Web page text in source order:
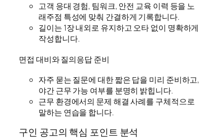
고객 응대 경험, 팀워크, 안전 교육 이력 등을 노
래주점 특성에 맞춰 간결하게 기록합니다.
길이는 1장 내외로 유지하고 오타 없이 명확하게
작성합니다.
면접 대비와 질의응답 준비
자주 묻는 질문에 대한 짧은 답을 미리 준비하고,
야간 근무 가능 여부를 분명히 밝힙니다.
근무 환경에서의 문제 해결 사례를 구체적으로
말하는 연습을 합니다.
구인 공고의 핵심 포인트 분석